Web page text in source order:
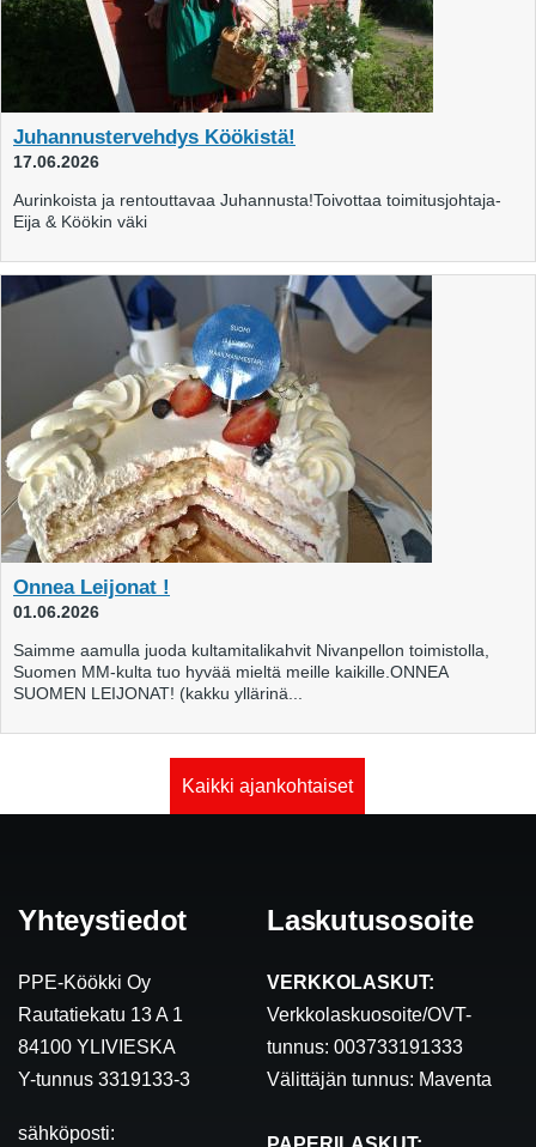
Juhannustervehdys Köökistä!
17.06.2026
Aurinkoista ja rentouttavaa Juhannusta!Toivottaa toimitusjohtaja-
Eija & Köökin väki
Onnea Leijonat !
01.06.2026
Saimme aamulla juoda kultamitalikahvit Nivanpellon toimistolla,
Suomen MM-kulta tuo hyvää mieltä meille kaikille.ONNEA
SUOMEN LEIJONAT! (kakku yllärinä...
Kaikki ajankohtaiset
Yhteystiedot
PPE-Köökki Oy
Rautatiekatu 13 A 1
84100 YLIVIESKA
Y-tunnus 3319133-3
sähköposti:
Laskutusosoite
VERKKOLASKUT:
Verkkolaskuosoite/OVT-
tunnus: 003733191333
Välittäjän tunnus: Maventa